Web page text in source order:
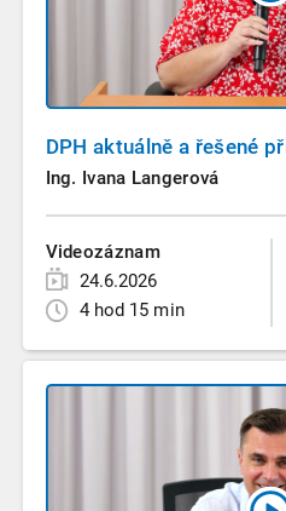
DPH aktuálně a řešené
Ing. Ivana Langerová
Videozáznam
24.6.2026
4 hod 15 min